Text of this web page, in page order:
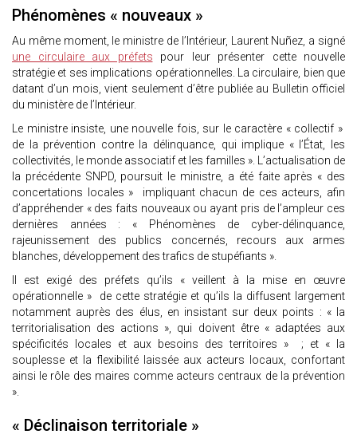
Phénomènes « nouveaux »
Au même moment, le ministre de l’Intérieur, Laurent Nuñez, a signé
une circulaire aux préfets pour leur présenter cette nouvelle
stratégie et ses implications opérationnelles. La circulaire, bien que
datant d’un mois, vient seulement d’être publiée au Bulletin officiel
du ministère de l’Intérieur.
Le ministre insiste, une nouvelle fois, sur le caractère « collectif »
de la prévention contre la délinquance, qui implique « l’État, les
collectivités, le monde associatif et les familles ». L’actualisation de
la précédente SNPD, poursuit le ministre, a été faite après « des
concertations locales » impliquant chacun de ces acteurs, afin
d’appréhender « des faits nouveaux ou ayant pris de l’ampleur ces
dernières années : « Phénomènes de cyber-délinquance,
rajeunissement des publics concernés, recours aux armes
blanches, développement des trafics de stupéfiants ».
Il est exigé des préfets qu’ils « veillent à la mise en œuvre
opérationnelle » de cette stratégie et qu’ils la diffusent largement
notamment auprès des élus, en insistant sur deux points : « la
territorialisation des actions », qui doivent être « adaptées aux
spécificités locales et aux besoins des territoires » ; et « la
souplesse et la flexibilité laissée aux acteurs locaux, confortant
ainsi le rôle des maires comme acteurs centraux de la prévention
».
« Déclinaison territoriale »